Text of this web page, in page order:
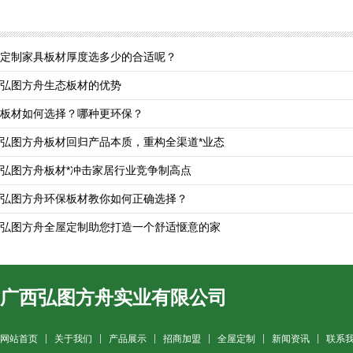
定制家具板材厚度选多少的合适呢？
弘图方舟生态板材的优势
板材如何选择？哪种更环保？
弘图方舟板材回归产品本质，重构全渠道*业态
弘图方舟板材*冲击家居行业竞争制高点
弘图方舟环保板材教你如何正确选择？
弘图方舟全屋定制助您打造一个舒适惬意的家
广西弘图方舟实业有限公司
网站首页 关于我们 产品展示 招商加盟 全屋定制 新闻资讯 联系